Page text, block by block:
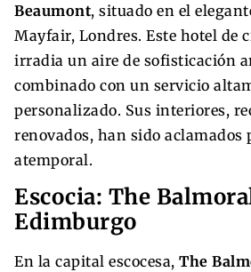
Beaumont, situado en el
Mayfair, Londres. Este hotel de
irradia un aire de sofisticación
combinado con un servicio
personalizado. Sus interiores,
renovados, han sido aclamados
atemporal.
Escocia: The
Edimburgo
En la capital escocesa, The